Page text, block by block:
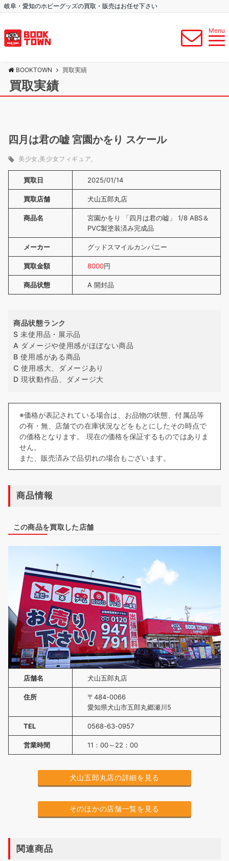
岐阜・愛知のホビーグッズの買取・販売はお任せ下さい
Menu
BOOKTOWN 買取実績
買取実績
四月は君の嘘 宮園かをり スケール
美少女 美少女フィギュア
買取日 2025/01/14
買取店舗 犬山五郎丸店
商品名
宮園かをり 「四月は君の嘘」 1/8 ABS＆
PVC製塗装済み完成品
メーカー グッドスマイルカンパニー
買取金額 8000円
商品状態 A 開封品
商品状態ランク
S 未使用品・展示品
A ダメージや使用感がほぼない商品
B 使用感がある商品
C 使用感大、ダメージあり
D 現状動作品、ダメージ大
※価格が表記されている場合は、お品物の状態、付属品等
の有・無、店舗での在庫状況などをもとにしたその時点で
の価格となります。 現在の価格を保証するものではありま
せん。
また、販売済みで品切れの場合もございます。
商品情報
この商品を買取した店舗
店舗名 犬山五郎丸店
住所
〒484-0066
愛知県犬山市五郎丸郷瀬川5
TEL 0568-63-0957
営業時間 11：00～22：00
犬山五郎丸店の詳細を見る
そのほかの店舗一覧を見る
関連商品